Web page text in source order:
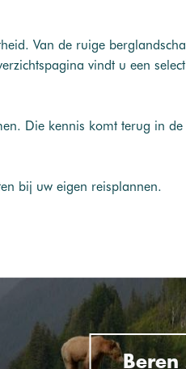
Van de ruige
vindt u een
Die kennis komt terug in
bij uw eigen reisplannen.
Beren